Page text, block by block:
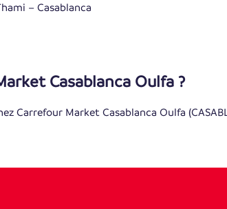
– Casablanca
Casablanca Oulfa ?
Carrefour Market Casablanca Oulfa